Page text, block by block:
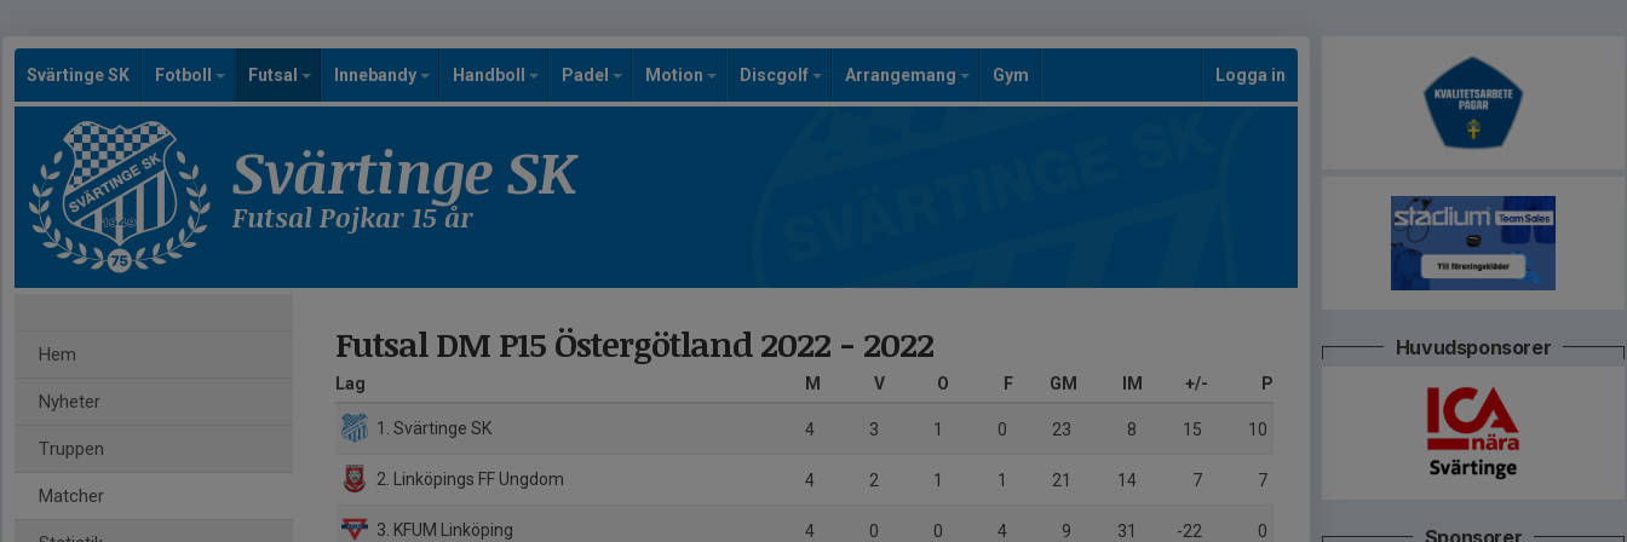
Svärtinge SK Fotboll Futsal Innebandy Handboll Padel Motion Discgolf Arrangemang Gym Logga in
Svärtinge SK
Futsal Pojkar 15 år
Hem
Nyheter
Truppen
Matcher
Futsal DM P15 Östergötland 2022 - 2022
Lag M V O F GM IM +/- P
1. Svärtinge SK 4 3 1 0 23 8 15 10
2. Linköpings FF Ungdom 4 2 1 1 21 14 7 7
3. KFUM Linköping 4 0 0 4 9 31 -22 0
Huvudsponsorer
Sponsorer